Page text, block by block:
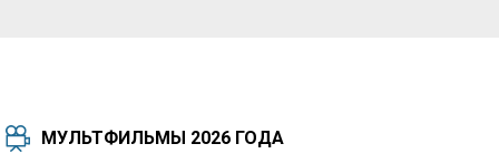
МУЛЬТФИЛЬМЫ 2026 ГОДА